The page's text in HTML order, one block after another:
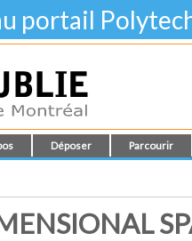
portail
Déposer Parcourir